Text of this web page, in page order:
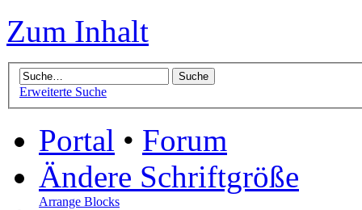
Zum Inhalt
Erweiterte Suche
Portal • Forum
Ändere Schriftgröße
Arrange Blocks